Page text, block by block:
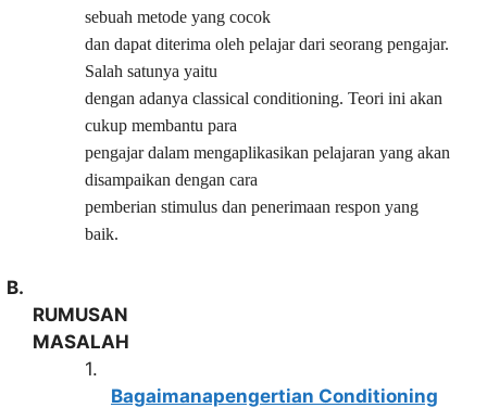
sebuah metode yang cocok
dan dapat diterima oleh pelajar dari seorang pengajar.
Salah satunya yaitu
dengan adanya classical conditioning. Teori ini akan
cukup membantu para
pengajar dalam mengaplikasikan pelajaran yang akan
disampaikan dengan cara
pemberian stimulus dan penerimaan respon yang
baik.
B.
RUMUSAN
MASALAH
1.
Bagaimanapengertian Conditioning